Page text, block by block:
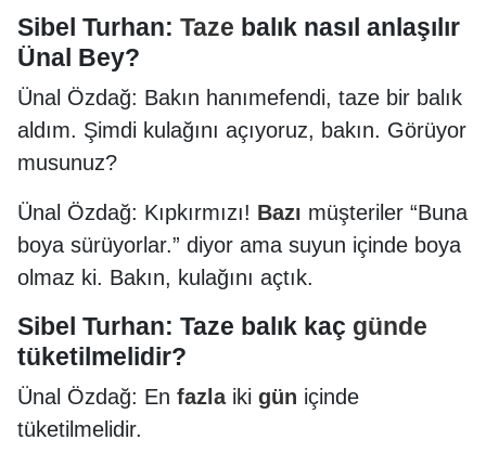
Sibel Turhan: Taze balık nasıl anlaşılır
Ünal Bey?
Ünal Özdağ: Bakın hanımefendi, taze bir balık
aldım. Şimdi kulağını açıyoruz, bakın. Görüyor
musunuz?
Ünal Özdağ: Kıpkırmızı! Bazı müşteriler “Buna
boya sürüyorlar.” diyor ama suyun içinde boya
olmaz ki. Bakın, kulağını açtık.
Sibel Turhan: Taze balık kaç günde
tüketilmelidir?
Ünal Özdağ: En fazlaiki gün içinde
tüketilmelidir.